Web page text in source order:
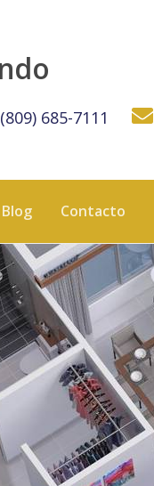
(809) 685-7111
Blog Contacto
Sur - KW